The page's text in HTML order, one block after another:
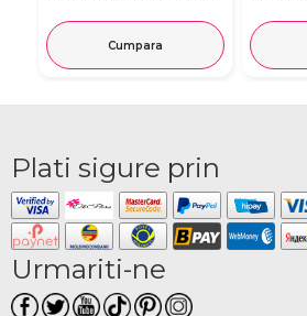
Cumpara
Plati sigure prin
Urmariti-ne